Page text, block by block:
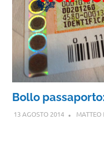
Bollo
13 AGOSTO 2014 MATTEO